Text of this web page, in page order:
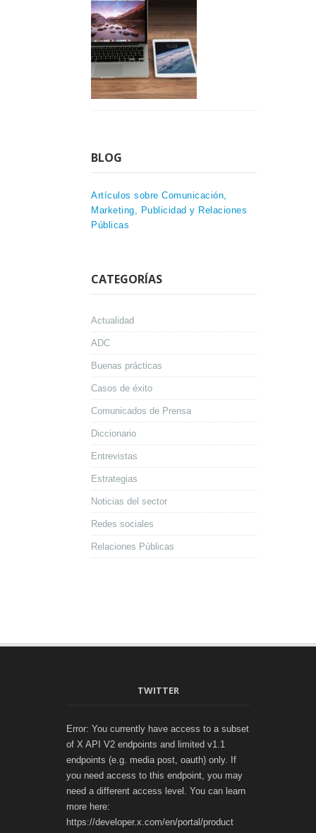
BLOG
Artículos sobre Comunicación,
Marketing, Publicidad y Relaciones
Públicas
CATEGORÍAS
Actualidad
ADC
Buenas prácticas
Casos de éxito
Comunicados de Prensa
Diccionario
Entrevistas
Estrategias
Noticias del sector
Redes sociales
Relaciones Públicas
TWITTER
Error: You currently have access to a subset
of X API V2 endpoints and limited v1.1
endpoints (e.g. media post, oauth) only. If
you need access to this endpoint, you may
need a different access level. You can learn
more here:
https://developer.x.com/en/portal/product